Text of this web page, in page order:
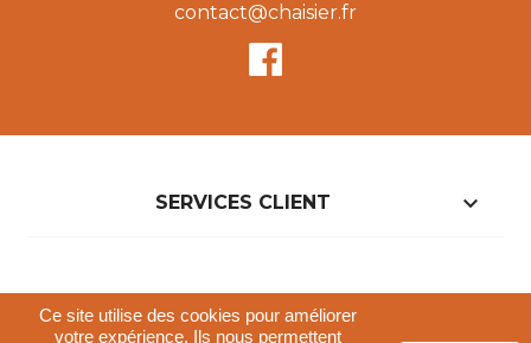
contact@chaisier.fr
SERVICES CLIENT 
NOTRE BOUTIQUE
Ce site utilise des cookies pour améliorer
votre expérience. Ils nous permettent